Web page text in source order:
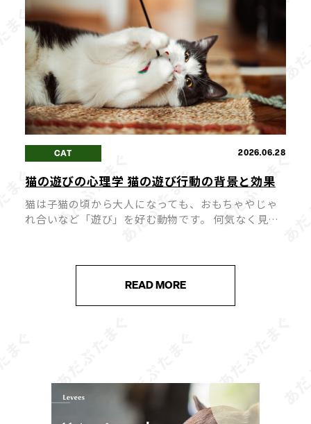
CAT 2026.06.28
猫の遊びの心理学 猫の遊び行動の背景と効果
猫は子猫の頃から大人になっても、おもちゃやじゃ
れ合いなど「遊び」を好む動物です。 何気なく見え
トレス解消や運動不足の予防、飼い […]
READ MORE